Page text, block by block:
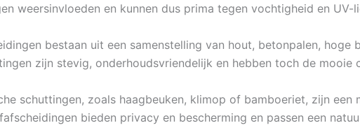
weersinvloeden en kunnen dus prima tegen vochtigheid en UV-
bestaan uit een samenstelling van hout, betonpalen, hoge
zijn stevig, onderhoudsvriendelijk en hebben toch de mooie
schuttingen, zoals haagbeuken, klimop of bamboeriet, zijn een
bieden privacy en bescherming en passen een